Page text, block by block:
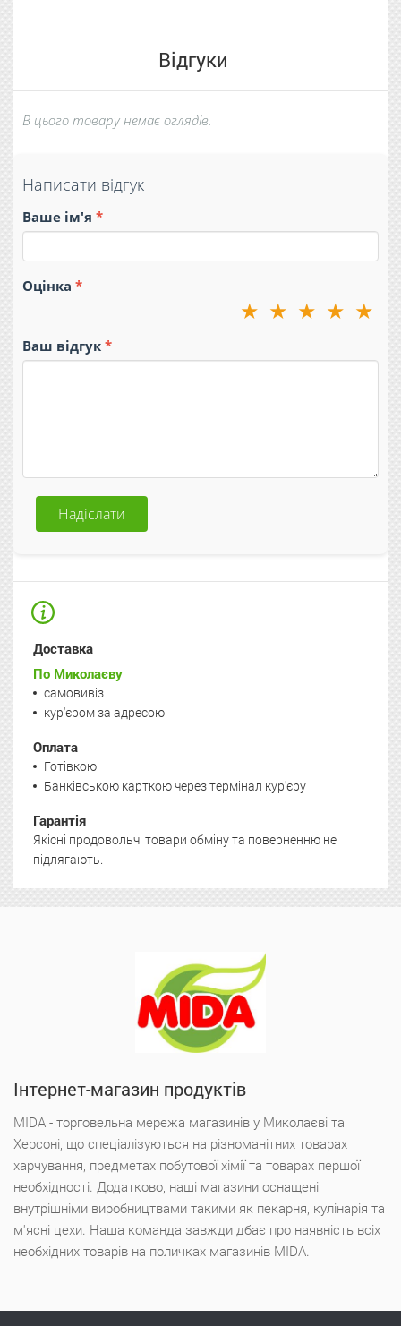
Відгуки
В цього товару немає оглядів.
Написати відгук
Ваше ім'я
Оцінка
★
★
★
★
★
Ваш відгук
Надіслати
Доставка
По Миколаєву
самовивіз
кур'єром за адресою
Оплата
Готівкою
Банківською карткою через термінал кур'єру
Гарантія
Якісні продовольчі товари обміну та поверненню не
підлягають.
Інтернет-магазин продуктів
MIDA - торговельна мережа магазинів у Миколаєві та
Херсоні, що спеціалізуються на різноманітних товарах
харчування, предметах побутової хімії та товарах першої
необхідності. Додатково, наші магазини оснащені
внутрішніми виробництвами такими як пекарня, кулінарія та
м'ясні цехи. Наша команда завжди дбає про наявність всіх
необхідних товарів на поличках магазинів MIDA.